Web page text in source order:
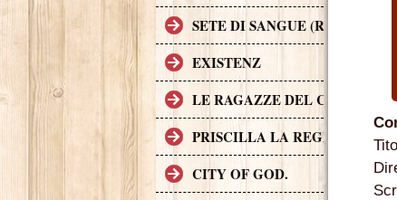
SETE DI SANGUE (RABID)
EXISTENZ
LE RAGAZZE DEL COYOTE
PRISCILLA LA REGINA DEL
CITY OF GOD.